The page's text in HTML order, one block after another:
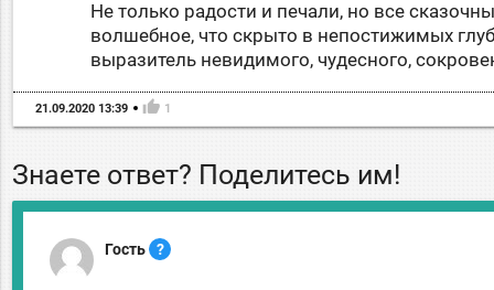
Не только радости и печали, но все
волшебное, что скрыто в непостижимых
выразитель невидимого, чудесного,
21.09.2020 13:39 thumb_up 1
Знаете ответ? Поделитесь им!
Гость ?